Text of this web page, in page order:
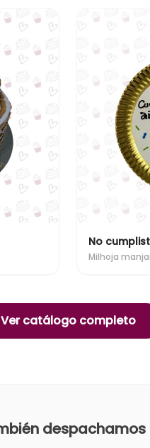
Milhoja
Ver catálogo completo
despachamos